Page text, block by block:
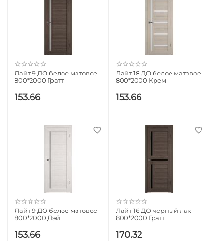
Лайт 9 ДО белое матовое
800*2000 Гратт
153.66
Лайт 18 ДО белое матовое
800*2000 Крем
153.66
Лайт 9 ДО белое матовое
800*2000 Дэй
153.66
Лайт 16 ДО черный лак
800*2000 Гратт
170.32